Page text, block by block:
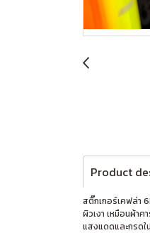
Product
สติ๊กเกอร์เคฟล่า
ผิวเงา เหมือนผ้า
แสงแดดและกรดใ